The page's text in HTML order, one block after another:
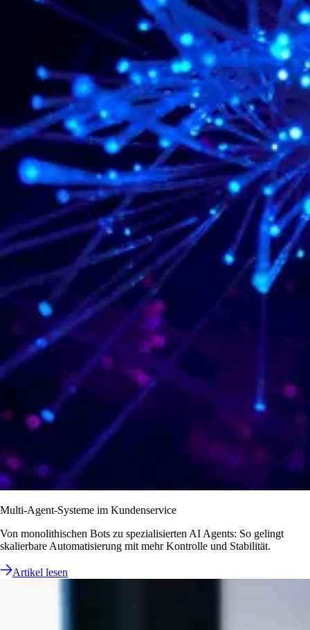
Multi-Agent-Systeme im Kundenservice
Von monolithischen Bots zu spezialisierten AI Agents: So gelingt
skalierbare Automatisierung mit mehr Kontrolle und Stabilität.
Artikel lesen